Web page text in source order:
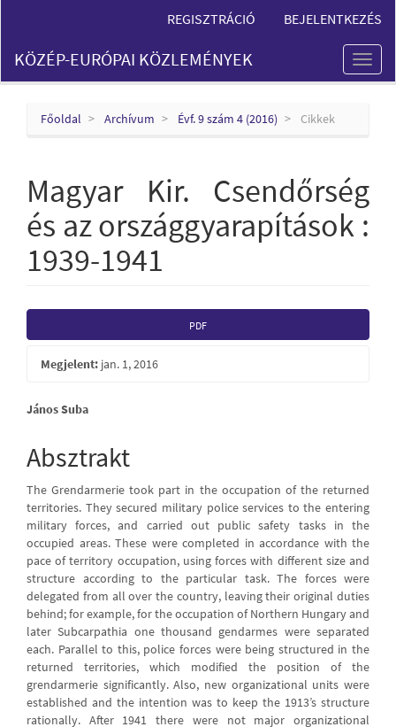
Content
Sidebar
REGISZTRÁCIÓ BEJELENTKEZÉS
Toggle
KÖZÉP-EURÓPAI KÖZLEMÉNYEK
Főoldal Archívum Évf. 9 szám 4 (2016) Cikkek
Magyar Kir. Csendőrség
és az országgyarapítások :
1939-1941
Article
Sidebar
PDF
Megjelent: jan. 1, 2016
Main
Article
Content
János Suba
Absztrakt
The Grendarmerie took part in the occupation of the returned
territories. They secured military police services to the entering
military forces, and carried out public safety tasks in the
occupied areas. These were completed in accordance with the
pace of territory occupation, using forces with different size and
structure according to the particular task. The forces were
delegated from all over the country, leaving their original duties
behind; for example, for the occupation of Northern Hungary and
later Subcarpathia one thousand gendarmes were separated
each. Parallel to this, police forces were being structured in the
returned territories, which modified the position of the
grendarmerie significantly. Also, new organizational units were
established and the intention was to keep the 1913’s structure
rationally. After 1941 there were not major organizational